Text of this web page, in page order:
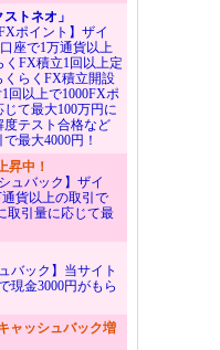
トネオ」
ポイント】ザイ
座で1万通貨以上
くFX積立1回以上定
くらくFX積立開設
回以上で1000FXポ
て最大100万円に
テスト合格など
最大4000円！
昇中！
ュバック】ザイ
貨以上の取引で
取引量に応じて最
バック】当サイト
現金3000円がもら
ャッシュバック増